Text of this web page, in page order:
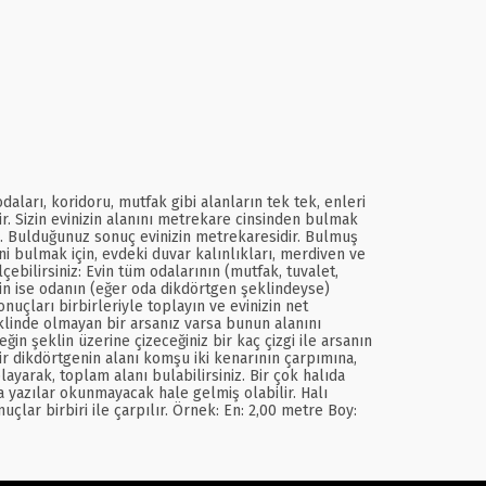
koridoru, mutfak gibi alanların tek tek, enleri
Sizin evinizin alanını metrekare cinsinden bulmak
sonuç evinizin metrekaresidir. Bulmuş
bulmak için, evdeki duvar kalınlıkları, merdiven ve
Evin tüm odalarının (mutfak, tuvalet,
ise odanın (eğer oda dikdörtgen şeklindeyse)
birbirleriyle toplayın ve evinizin net
olmayan bir arsanız varsa bunun alanını
şeklin üzerine çizeceğiniz bir kaç çizgi ile arsanın
alanı komşu iki kenarının çarpımına,
toplam alanı bulabilirsiniz. Bir çok halıda
okunmayacak hale gelmiş olabilir. Halı
birbiri ile çarpılır. Örnek: En: 2,00 metre Boy: